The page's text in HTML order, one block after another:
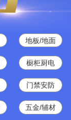
地板/地面
橱柜厨电
门禁安防
五金/辅材